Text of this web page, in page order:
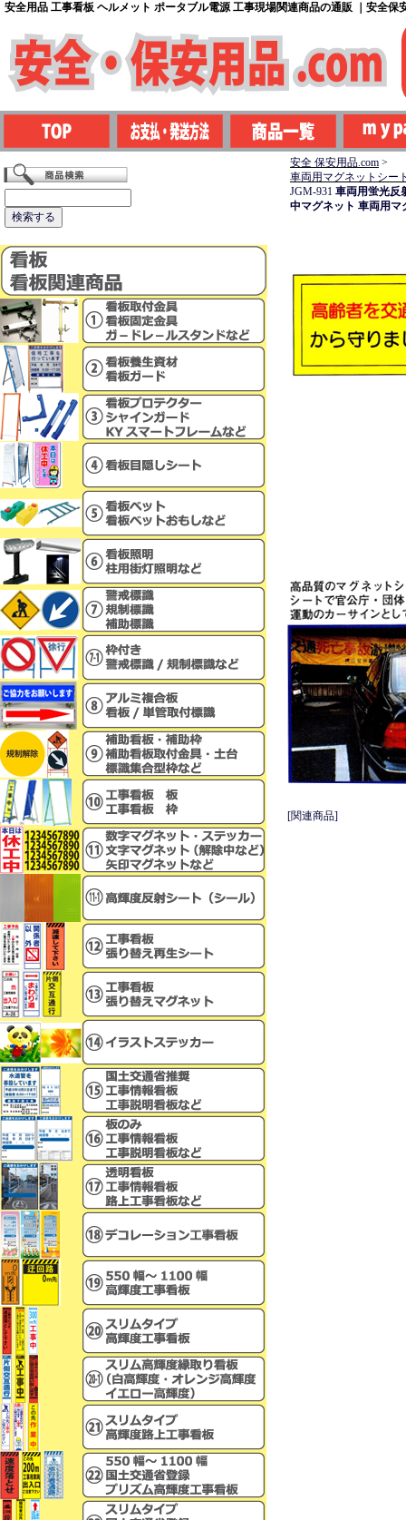
安全用品 工事看板 ヘルメット ポータブル電源 工事現場関連商品の通販 ｜安全保
安全 保安用品.com >
車両用マグネットシー
JGM-931 車両用蛍光反
中マグネット 車両用マ
[関連商品]